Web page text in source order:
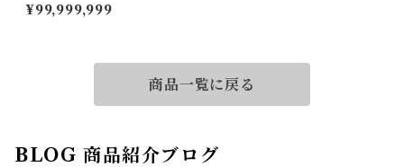
トリング タンザニア産 スペサ
タイトガーネット 3.65ct ダイ
¥99,999,999
商品一覧に戻る
BLOG 商品紹介ブログ